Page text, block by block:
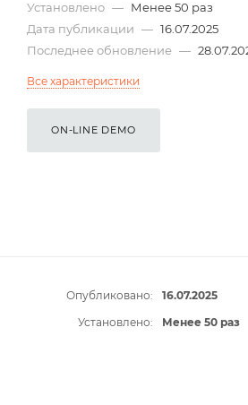
Установлено — Менее 50 раз
Дата публикации — 16.07.2025
Последнее обновление —
Все характеристики
ON-LINE DEMO
Опубликовано: 16.07.2025
Установлено:
Менее 50 раз